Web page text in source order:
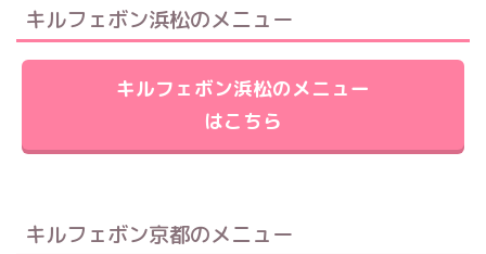
キルフェボン浜松のメニュー
キルフェボン浜松のメニュー
はこちら
キルフェボン京都のメニュー